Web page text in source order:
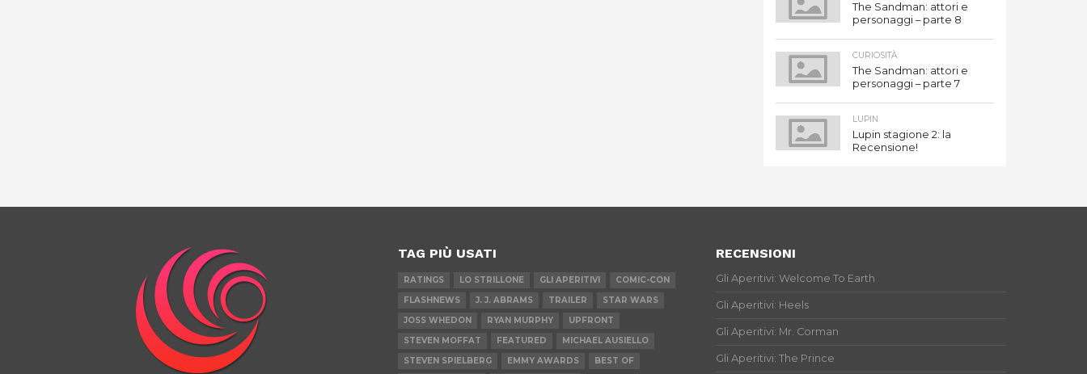
The Sandman: attori e
personaggi – parte 8
CURIOSITÀ
The Sandman: attori e
personaggi – parte 7
LUPIN
Lupin stagione 2: la
Recensione!
TAG PIÙ USATI
RATINGS LO STRILLONE GLI APERITIVI
COMIC-CON
FLASHNEWS
J. J. ABRAMS TRAILER
STAR WARS
JOSS WHEDON
RYAN MURPHY
UPFRONT
STEVEN MOFFAT
FEATURED
MICHAEL AUSIELLO
STEVEN SPIELBERG
EMMY AWARDS BEST OF
RECENSIONI
Gli Aperitivi: Welcome To Earth
Gli Aperitivi: Heels
Gli Aperitivi: Mr. Corman
Gli Aperitivi: The Prince